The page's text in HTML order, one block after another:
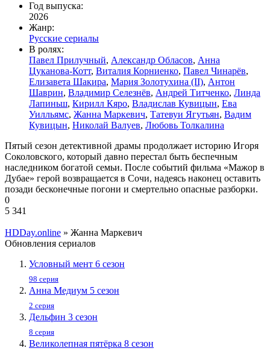
Год выпуска:
2026
Жанр:
Русские сериалы
В ролях:
Павел Прилучный, Александр Обласов, Анна
Цуканова-Котт, Виталия Корниенко, Павел Чинарёв,
Елизавета Шакира, Мария Золотухина (II), Антон
Шаврин, Владимир Селезнёв, Андрей Титченко, Линда
Лапиньш, Кирилл Кяро, Владислав Кувицын, Ева
Уилльямс, Жанна Маркевич, Татевуи Ягутьян, Вадим
Кувицын, Николай Валуев, Любовь Толкалина
Пятый сезон детективной драмы продолжает историю Игоря
Соколовского, который давно перестал быть беспечным
наследником богатой семьи. После событий фильма «Мажор в
Дубае» герой возвращается в Сочи, надеясь наконец оставить
позади бесконечные погони и смертельно опасные разборки.
0
5 341
HDDay.online » Жанна Маркевич
Обновления сериалов
Условный мент 6 сезон
98 серия
Анна Медиум 5 сезон
2 серия
Дельфин 3 сезон
8 серия
Великолепная пятёрка 8 сезон